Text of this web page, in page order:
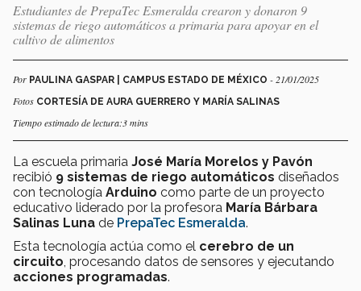
Estudiantes de PrepaTec Esmeralda crearon y donaron 9
sistemas de riego automáticos a primaria para apoyar en el
cultivo de alimentos
Por PAULINA GASPAR | CAMPUS ESTADO DE MÉXICO - 21/01/2025
Fotos CORTESÍA DE AURA GUERRERO Y MARÍA SALINAS
Tiempo estimado de lectura:3 mins
La escuela primaria José María Morelos y Pavón
recibió 9 sistemas de riego automáticos diseñados
con tecnología Arduino como parte de un proyecto
educativo liderado por la profesora María Bárbara
Salinas Luna de PrepaTec Esmeralda.
Esta tecnología actúa como el cerebro de un
circuito , procesando datos de sensores y ejecutando
acciones programadas.